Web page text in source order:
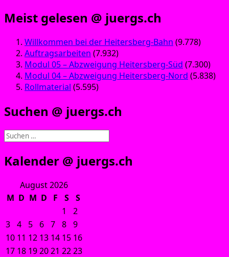
Meist gelesen @ juergs.ch
Willkommen bei der Heitersberg-Bahn (9.778)
Auftragsarbeiten (7.932)
Modul 05 – Abzweigung Heitersberg-Süd (7.300)
Modul 04 – Abzweigung Heitersberg-Nord (5.838)
Rollmaterial (5.595)
Suchen @ juergs.ch
Suchen
Kalender @ juergs.ch
August 2026
M D M D F S
S
1
2
3 4 5 6 7 8 9
10 11 12 13 14 15 16
17 18 192021 2223